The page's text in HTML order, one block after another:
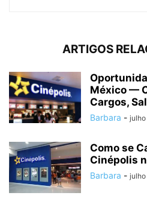
ARTIGOS
México —
Cargos,
Barbara -
Como se
Cinépolis
Barbara -